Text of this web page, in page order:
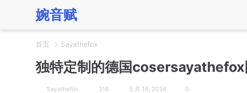
婉音赋
首页 Sayathefox
独特定制的德国cosersayathefox
Sayathefox 216 5 月 14, 2024 0